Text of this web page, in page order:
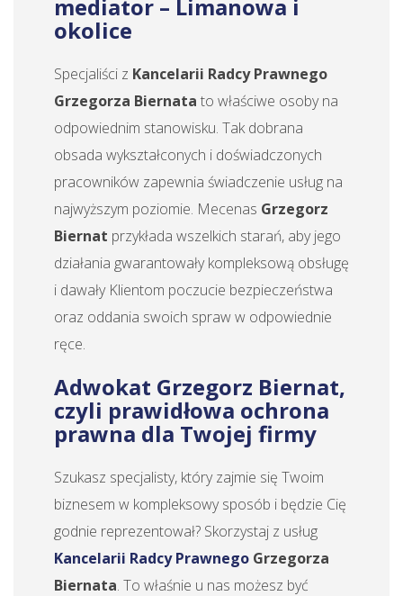
mediator – Limanowa i
okolice
Specjaliści z Kancelarii Radcy Prawnego
Grzegorza Biernata to właściwe osoby na
odpowiednim stanowisku. Tak dobrana
obsada wykształconych i doświadczonych
pracowników zapewnia świadczenie usług na
najwyższym poziomie. Mecenas Grzegorz
Biernat przykłada wszelkich starań, aby jego
działania gwarantowały kompleksową obsługę
i dawały Klientom poczucie bezpieczeństwa
oraz oddania swoich spraw w odpowiednie
ręce.
Adwokat Grzegorz Biernat,
czyli prawidłowa ochrona
prawna dla Twojej firmy
Szukasz specjalisty, który zajmie się Twoim
biznesem w kompleksowy sposób i będzie Cię
godnie reprezentował? Skorzystaj z usług
Kancelarii Radcy Prawnego Grzegorza
Biernata. To właśnie u nas możesz być